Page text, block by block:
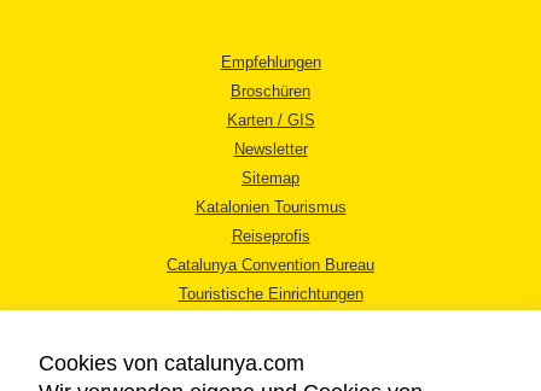
Empfehlungen
Broschüren
Karten / GIS
Newsletter
Sitemap
Katalonien Tourismus
Reiseprofis
Catalunya Convention Bureau
Touristische Einrichtungen
Cookies von catalunya.com